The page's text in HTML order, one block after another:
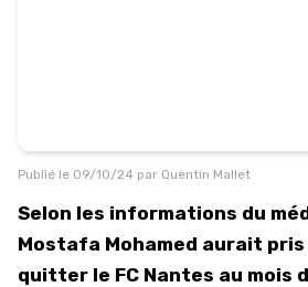
Publié le 09/10/24 par Quentin Mallet
Selon les informations du
Mostafa Mohamed aurait pris
quitter le FC Nantes au mois